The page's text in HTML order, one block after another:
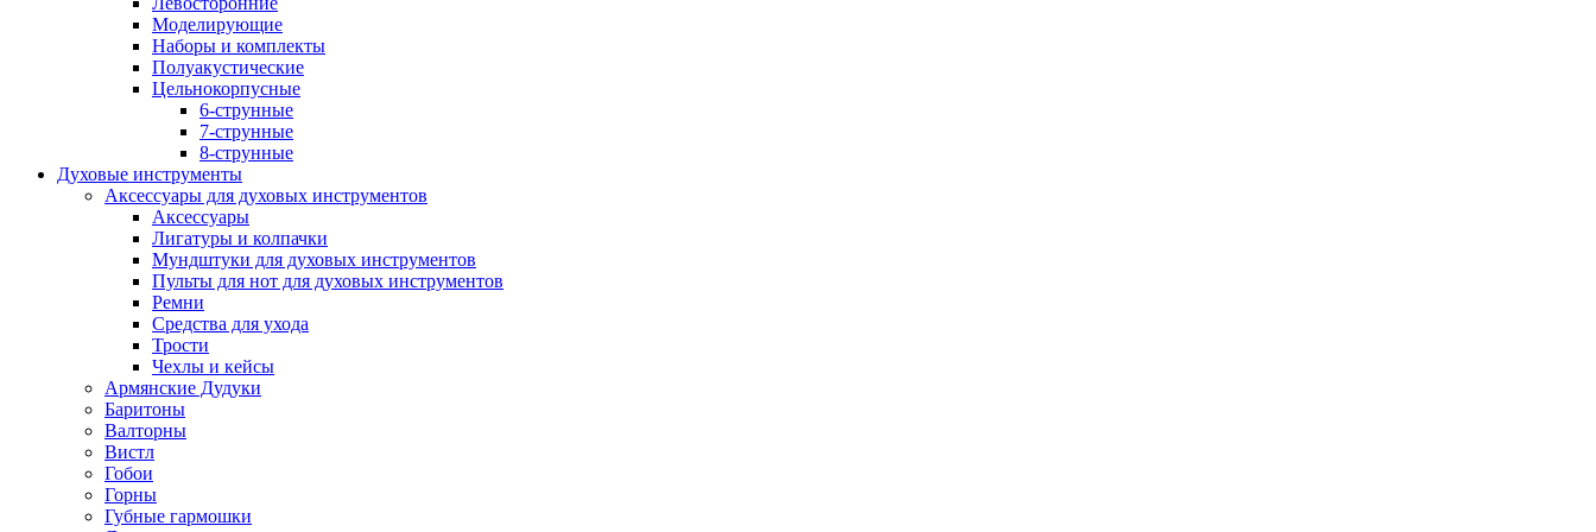
Моделирующие
Наборы и комплекты
Полуакустические
Цельнокорпусные
6-струнные
7-струнные
8-струнные
Духовые инструменты
Аксессуары для духовых инструментов
Аксессуары
Лигатуры и колпачки
Мундштуки для духовых инструментов
Пульты для нот для духовых инструментов
Ремни
Средства для ухода
Трости
Чехлы и кейсы
Армянские Дудуки
Баритоны
Валторны
Вистл
Гобои
Горны
Губные гармошки